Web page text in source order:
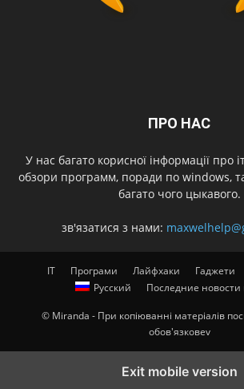
ПРО НАС
У нас багато корисної інформації про
обзори программ, поради по windows,
багато чого цыкавого.
зв'язатися з нами:
IT Програми Лайфхаки Гаджети
Русский
Последние новости
© Miranda - При копіюванні матеріалів
обов'язковеv
Exit mobile version